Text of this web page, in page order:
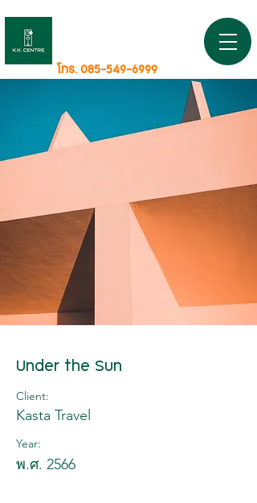
โทร. 085-549-6999
Under the Sun
Client:
Kasta Travel
Year:
พ.ศ. 2566